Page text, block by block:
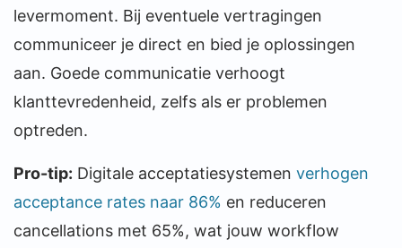
levermoment. Bij eventuele vertragingen
communiceer je direct en bied je oplossingen
aan. Goede communicatie verhoogt
klanttevredenheid, zelfs als er problemen
optreden.
Pro-tip: Digitale acceptatiesystemen verhogen
acceptance rates naar 86% en reduceren
cancellations met 65%, wat jouw workflow